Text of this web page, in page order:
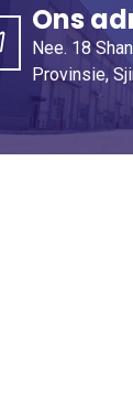
Ons
Nee. 18
Provinsie,